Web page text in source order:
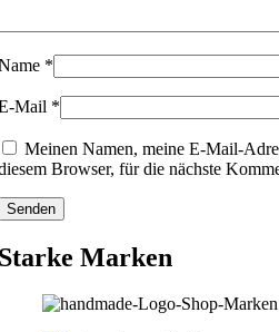
*
Mail *
Meinen Namen, meine E-Mail-
Browser, für die nächste
Marken